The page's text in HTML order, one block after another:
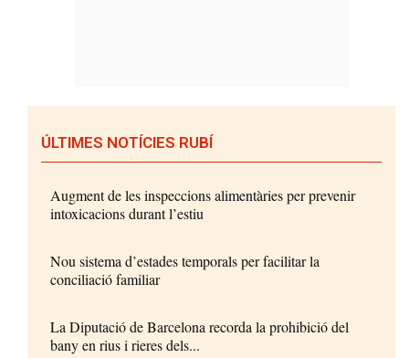
ÚLTIMES NOTÍCIES RUBÍ
Augment de les inspeccions alimentàries per prevenir
intoxicacions durant l’estiu
Nou sistema d’estades temporals per facilitar la
conciliació familiar
La Diputació de Barcelona recorda la prohibició del
bany en rius i rieres dels...